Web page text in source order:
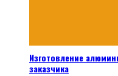
Изготовление
заказчика